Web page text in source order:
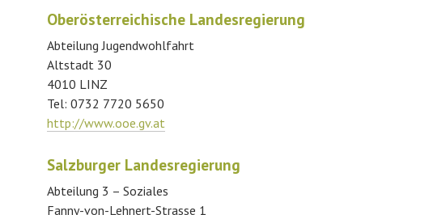
Oberösterreichische Landesregierung
Abteilung Jugendwohlfahrt
Altstadt 30
4010 LINZ
Tel: 0732 7720 5650
http://www.ooe.gv.at
Salzburger Landesregierung
Abteilung 3 – Soziales
Fanny-von-Lehnert-Strasse 1